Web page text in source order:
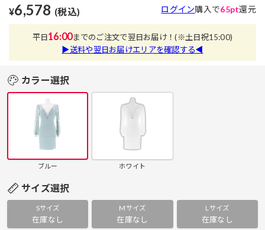
¥6,578 (税込) ログイン購入で65pt還元
平日16:00までのご注文で翌日お届け！(※土日祝15:00)
▶送料や翌日お届けエリアを確認する◀
カラー選択
ブルー ホワイト
サイズ選択
Sサイズ
在庫なし
Mサイズ
在庫なし
Lサイズ
在庫なし